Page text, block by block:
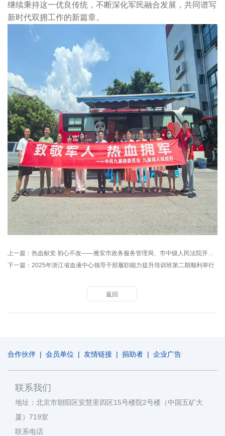
继续秉持这一优良传统，不断深化军民融合发展，共同谱写
新时代双拥工作的新篇章。
上一篇： 热血献党 初心不改——雅安市政务服务管理局、市中级人民法院开展无偿献血
下一篇： 2025年浙江省血液中心领导干部履职能力提升培训班第二期顺利举行
返回
合作伙伴 | 会员单位 | 友情链接 | 捐助者 | 企业广告
联系我们
地址：北京市朝阳区安慧里四区15号楼院2号楼（中国五矿大
厦）719室
联系电话